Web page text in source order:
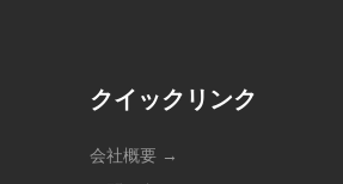
クイックリンク
会社概要 →